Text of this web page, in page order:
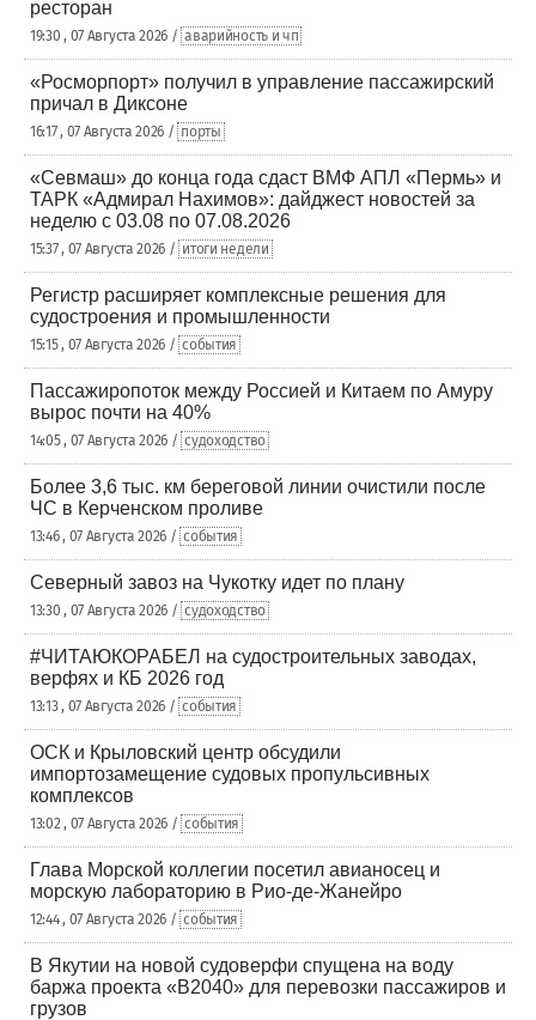
ресторан
19:30 , 07 Августа 2026 / аварийность и чп
«Росморпорт» получил в управление пассажирский
причал в Диксоне
16:17 , 07 Августа 2026 / порты
«Севмаш» до конца года сдаст ВМФ АПЛ «Пермь» и
ТАРК «Адмирал Нахимов»: дайджест новостей за
неделю с 03.08 по 07.08.2026
15:37 , 07 Августа 2026 / итоги недели
Регистр расширяет комплексные решения для
судостроения и промышленности
15:15 , 07 Августа 2026 / события
Пассажиропоток между Россией и Китаем по Амуру
вырос почти на 40%
14:05 , 07 Августа 2026 / судоходство
Более 3,6 тыс. км береговой линии очистили после
ЧС в Керченском проливе
13:46 , 07 Августа 2026 / события
Северный завоз на Чукотку идет по плану
13:30 , 07 Августа 2026 / судоходство
#ЧИТАЮКОРАБЕЛ на судостроительных заводах,
верфях и КБ 2026 год
13:13 , 07 Августа 2026 / события
ОСК и Крыловский центр обсудили
импортозамещение судовых пропульсивных
комплексов
13:02 , 07 Августа 2026 / события
Глава Морской коллегии посетил авианосец и
морскую лабораторию в Рио-де-Жанейро
12:44 , 07 Августа 2026 / события
В Якутии на новой судоверфи спущена на воду
баржа проекта «В2040» для перевозки пассажиров и
грузов